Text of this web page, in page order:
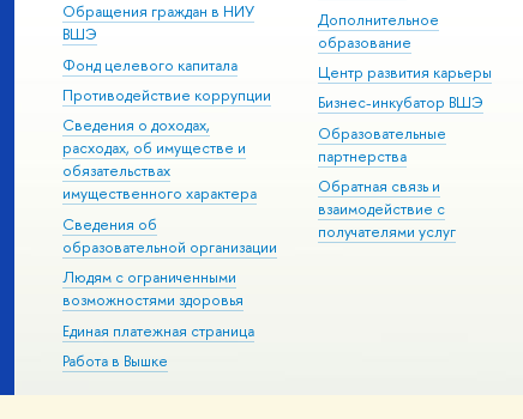
Обращения граждан в НИУ
ВШЭ
Фонд целевого капитала
Противодействие коррупции
Сведения о доходах,
расходах, об имуществе и
обязательствах
имущественного характера
Сведения об
образовательной организации
Людям с ограниченными
возможностями здоровья
Единая платежная страница
Работа в Вышке
Дополнительное
образование
Центр развития карьеры
Бизнес-инкубатор ВШЭ
Образовательные
партнерства
Обратная связь и
взаимодействие с
получателями услуг